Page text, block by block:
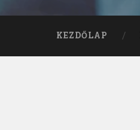
KEZDŐLAP